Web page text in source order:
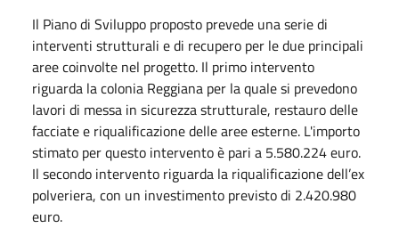
Il Piano di Sviluppo proposto prevede una serie di
interventi strutturali e di recupero per le due principali
aree coinvolte nel progetto. Il primo intervento
riguarda la colonia Reggiana per la quale si prevedono
lavori di messa in sicurezza strutturale, restauro delle
facciate e riqualificazione delle aree esterne. L'importo
stimato per questo intervento è pari a 5.580.224 euro.
Il secondo intervento riguarda la riqualificazione dell’ex
polveriera, con un investimento previsto di 2.420.980
euro.